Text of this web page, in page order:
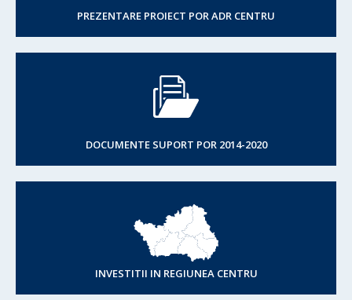
PREZENTARE PROIECT POR ADR CENTRU
DOCUMENTE SUPORT POR 2014-2020
INVESTITII IN REGIUNEA CENTRU